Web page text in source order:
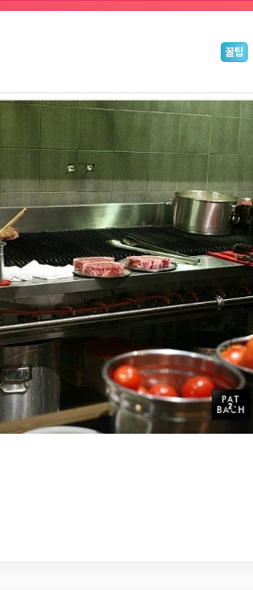
안내